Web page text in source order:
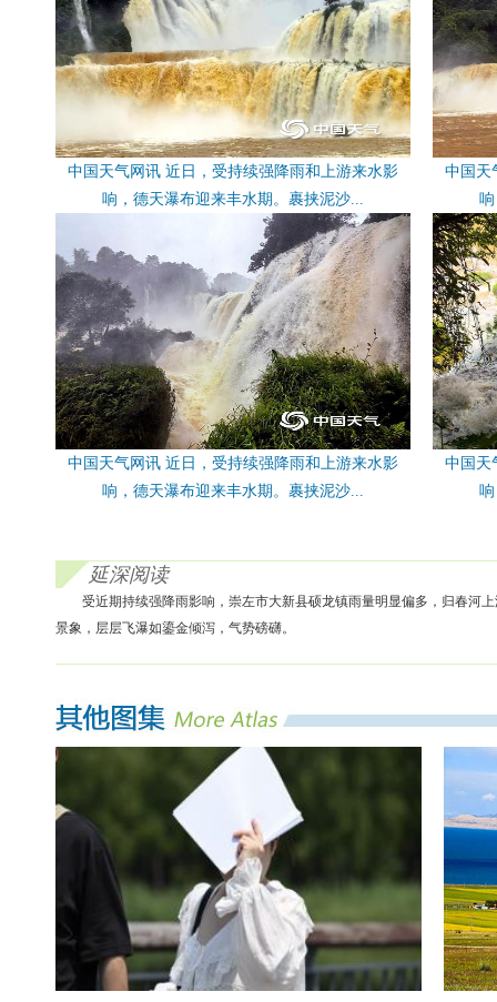
中国天气网讯 近日，受持续强降雨和上游来水影
响，德天瀑布迎来丰水期。裹挟泥沙...
中国天
中国天气网讯 近日，受持续强降雨和上游来水影
响，德天瀑布迎来丰水期。裹挟泥沙...
中国天
延深阅读
受近期持续强降雨影响，崇左市大新县硕龙镇雨量明显偏多，归春河
景象，层层飞瀑如鎏金倾泻，气势磅礴。